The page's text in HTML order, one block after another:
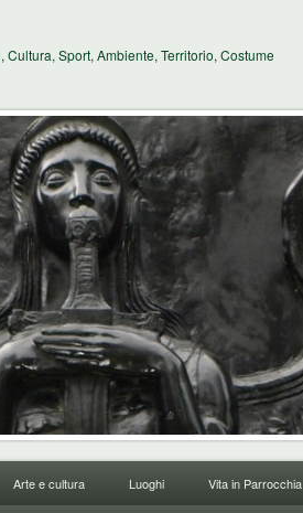
Sport, Ambiente, Territorio, Costume
Arte e cultura Luoghi Vita in Parrocchia